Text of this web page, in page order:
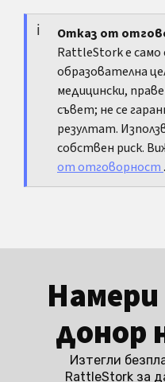
оплаквания се
част от
медицински
причина да
е доброволно,
за теб.
Отказ от
RattleStork е
образователна
медицински,
съвет; не се
резултат.
собствен риск.
от отговорност.
донор
Изтегли
RattleStork за